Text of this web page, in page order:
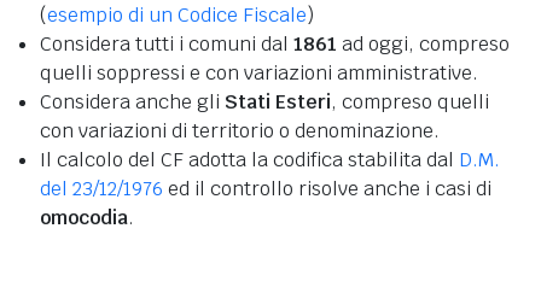
(esempio di un Codice Fiscale)
Considera tutti i comuni dal 1861 ad oggi, compreso
quelli soppressi e con variazioni amministrative.
Considera anche gli Stati Esteri, compreso quelli
con variazioni di territorio o denominazione.
Il calcolo del CF adotta la codifica stabilita dal D.M.
del 23/12/1976 ed il controllo risolve anche i casi di
omocodia.